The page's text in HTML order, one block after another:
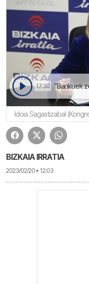
17:30 "Bankuek zerga barriari
Idoia Sagastizabal
BIZKAIA IRRATIA
2023/02/20 • 12:03